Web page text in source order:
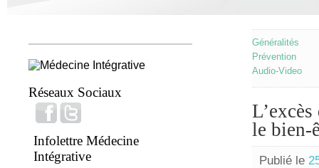
Réseaux Sociaux
Infolettre Médecine
Intégrative
Généralités
Prévention
Audio-Video
le bien-
Publié le